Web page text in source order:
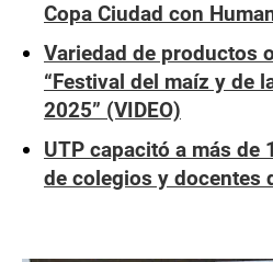
Copa Ciudad con
Variedad de productos
“Festival del maíz y de
2025” (VIDEO)
UTP capacitó a más de
de colegios y docentes